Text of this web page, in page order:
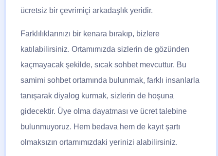
ücretsiz bir çevrimiçi arkadaşlık yeridir.
Farklılıklarınızı bir kenara bırakıp, bizlere
katılabilirsiniz. Ortamımızda sizlerin de gözünden
kaçmayacak şekilde, sıcak sohbet mevcuttur. Bu
samimi sohbet ortamında bulunmak, farklı insanlarla
tanışarak diyalog kurmak, sizlerin de hoşuna
gidecektir. Üye olma dayatması ve ücret talebine
bulunmuyoruz. Hem bedava hem de kayıt şartı
olmaksızın ortamımızdaki yerinizi alabilirsiniz.